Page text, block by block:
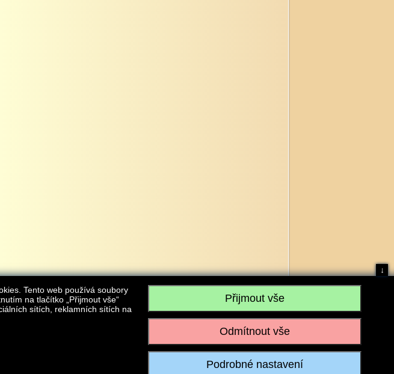
je AGROMARKET IRSI s.r.o., IČO: 28304845, se sídlem č.p. 17, 768 75 Loukov
Realizace:w-software.com
Tento web používá soubory
na tlačítko „Přijmout vše“
sítích, reklamních sítích na
↓